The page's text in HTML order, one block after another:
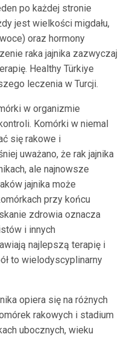
po każdej stronie
jest wielkości migdału,
oraz hormony
raka jajnika zazwyczaj
Healthy Türkiye
leczenia w Turcji.
w organizmie
Komórki w niemal
się rakowe i
uważano, że rak jajnika
ale najnowsze
jajnika może
przy końcu
zdrowia oznacza
i innych
najlepszą terapię i
to wielodyscyplinarny
opiera się na różnych
rakowych i stadium
ubocznych, wieku